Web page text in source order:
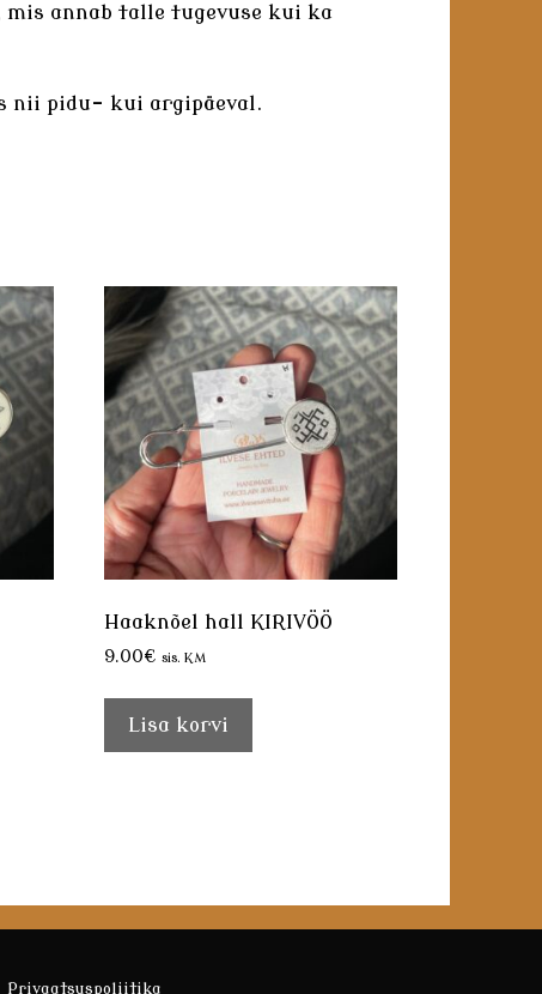
annab talle tugevuse kui ka
nii pidu- kui argipäeval.
Haaknõel hall KIRIVÖÖ
9.00€ sis. KM
Lisa korvi
Privaatsuspoliitika